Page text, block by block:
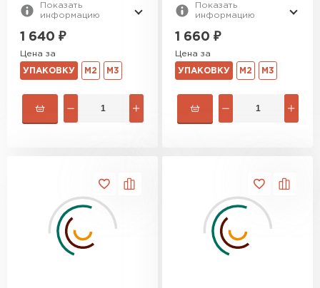
Показать
информацию
1 640 ₽
Цена за
УПАКОВКУ М2 М3
Показать
информацию
1 660 ₽
Цена за
УПАКОВКУ М2 М3
Утеплитель Изомин
ПЕРЕЙТИ
Рулонная кровля Брит
Утеплитель Knauf
ПЕРЕЙТИ